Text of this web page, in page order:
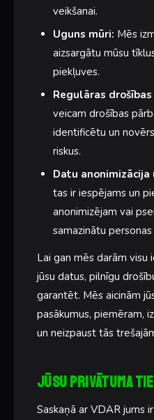
veikšanai.
Uguns mūri: Mēs
aizsargātu mūsu
piekļuves.
Regulāras
veicam drošības
identificētu un
riskus.
Datu anonimizācija
tas ir iespējams un
anonimizējam vai
samazinātu
Lai gan mēs darām visu
jūsu datus, pilnīgu
garantēt. Mēs aicinām
pasākumus, piemēram,
un neizpaust tās
Jūsu privātuma
Saskaņā ar VDAR jums